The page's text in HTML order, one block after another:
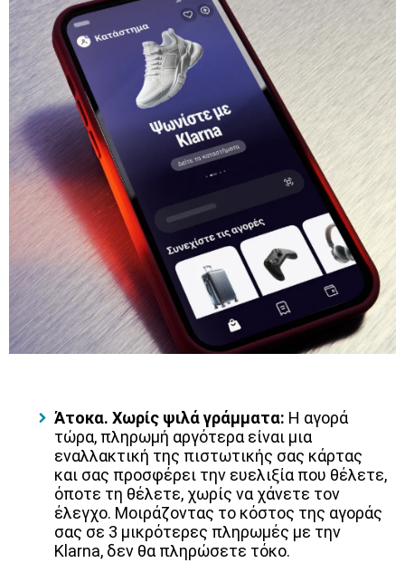
Άτοκα. Χωρίς ψιλά γράμματα: Η αγορά
τώρα, πληρωμή αργότερα είναι μια
εναλλακτική της πιστωτικής σας κάρτας
και σας προσφέρει την ευελιξία που θέλετε,
όποτε τη θέλετε, χωρίς να χάνετε τον
έλεγχο. Μοιράζοντας το κόστος της αγοράς
σας σε 3 μικρότερες πληρωμές με την
Klarna, δεν θα πληρώσετε τόκο.